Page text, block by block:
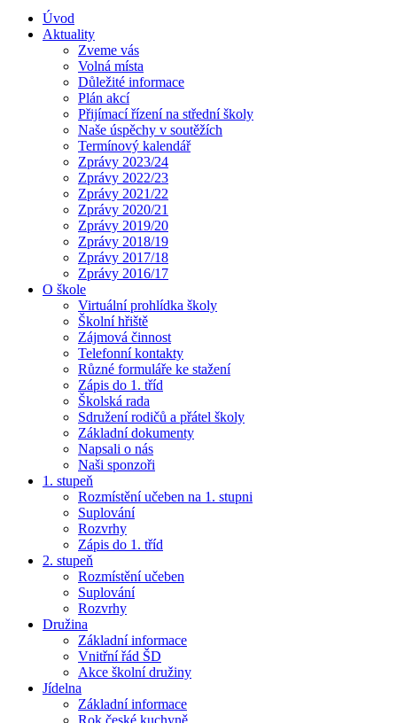
Úvod
Aktuality
Zveme vás
Volná místa
Důležité informace
Plán akcí
Přijímací řízení na střední školy
Naše úspěchy v soutěžích
Termínový kalendář
Zprávy 2023/24
Zprávy 2022/23
Zprávy 2021/22
Zprávy 2020/21
Zprávy 2019/20
Zprávy 2018/19
Zprávy 2017/18
Zprávy 2016/17
O škole
Virtuální prohlídka školy
Školní hřiště
Zájmová činnost
Telefonní kontakty
Různé formuláře ke stažení
Zápis do 1. tříd
Školská rada
Sdružení rodičů a přátel školy
Základní dokumenty
Napsali o nás
Naši sponzoři
1. stupeň
Rozmístění učeben na 1. stupni
Suplování
Rozvrhy
Zápis do 1. tříd
2. stupeň
Rozmístění učeben
Suplování
Rozvrhy
Družina
Základní informace
Vnitřní řád ŠD
Akce školní družiny
Jídelna
Základní informace